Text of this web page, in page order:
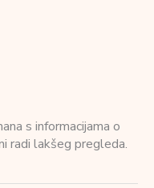
s informacijama o
radi lakšeg pregleda.